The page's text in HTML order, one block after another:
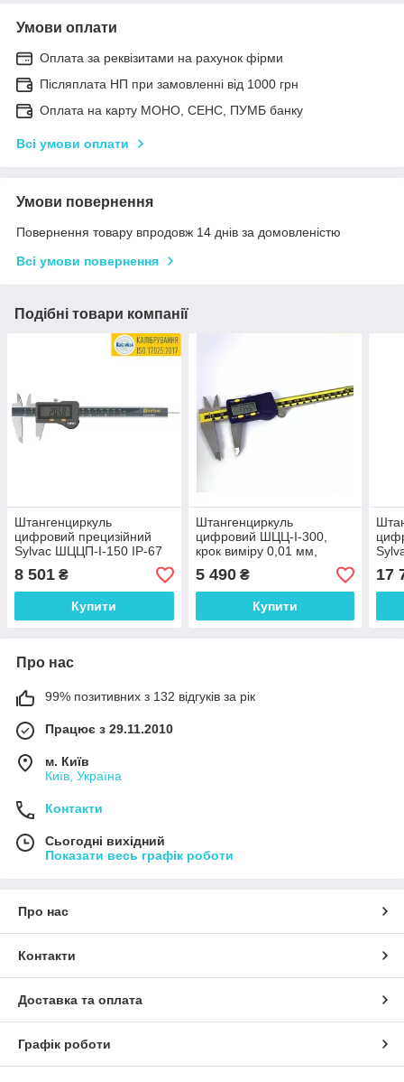
Умови оплати
Оплата за реквізитами на рахунок фірми
Післяплата НП при замовленні від 1000 грн
Оплата на карту МОНО, СЕНС, ПУМБ банку
Всі умови оплати
Умови повернення
Повернення товару впродовж 14 днів за домовленістю
Всі умови повернення
Подібні товари компанії
Штангенциркуль
цифровий прецизійний
Sylvac ШЦЦП-І-150 IP-67
(±0,02 мм; RS-232)
Швейцарія
8 501 ₴
Купити
Штангенциркуль
цифровий ШЦЦ-І-300,
крок виміру 0,01 мм,
точність ±0,04 мм, RS-232,
IP-40, Україна
5 490₴
Купити
17
Про нас
99% позитивних з 132 відгуків за рік
Працює з 29.11.2010
м. Київ
Київ, Україна
Контакти
Сьогодні вихідний
Показати весь графік роботи
Про нас
Контакти
Доставка та оплата
Графік роботи